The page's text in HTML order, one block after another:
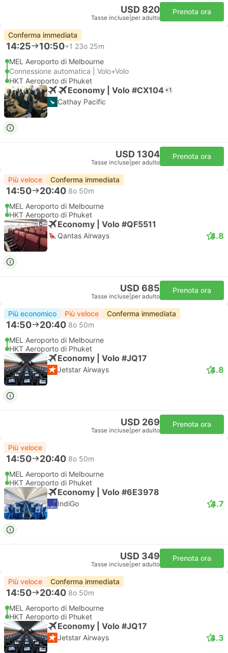
USD 820
Tasse incluse per adulto
Prenota ora
Conferma immediata
14:25 10:50+1 23o 25m
MEL Aeroporto di Melbourne
Connessione automatica | Volo+Volo
HKT Aeroporto di Phuket
Economy | Volo #CX104 +1
Cathay Pacific
USD 1304
Tasse incluse per adulto
Prenota ora
Più veloce Conferma immediata
14:50 20:40 8o 50m
MEL Aeroporto di Melbourne
HKT Aeroporto di Phuket
Economy | Volo #QF5511
Qantas Airways 4.8
USD 685
Tasse incluse per adulto
Prenota ora
Più economico Più veloce Conferma immediata
14:50 20:40 8o 50m
MEL Aeroporto di Melbourne
HKT Aeroporto di Phuket
Economy | Volo #JQ17
Jetstar Airways 4.8
USD 269
Tasse incluse per adulto
Prenota ora
Più veloce
14:50 20:40 8o 50m
MEL Aeroporto di Melbourne
HKT Aeroporto di Phuket
Economy | Volo #6E3978
IndiGo 4.7
USD 349
Tasse incluse per adulto
Prenota ora
Più veloce Conferma immediata
14:50 20:40 8o 50m
MEL Aeroporto di Melbourne
HKT Aeroporto di Phuket
Economy | Volo #JQ17
Jetstar Airways 4.3